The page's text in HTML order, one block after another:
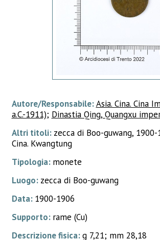
Autore/Responsabile:Asia. Cina. Cina
a.C.-1911); Dinastia Qing, Quangxu
Altri titoli: zecca di Boo-guwang, 1900-
Cina. Kwangtung
Tipologia: monete
Luogo: zecca di Boo-guwang
Data: 1900-1906
Supporto: rame (Cu)
Descrizione fisica:g 7,21; mm 28,18